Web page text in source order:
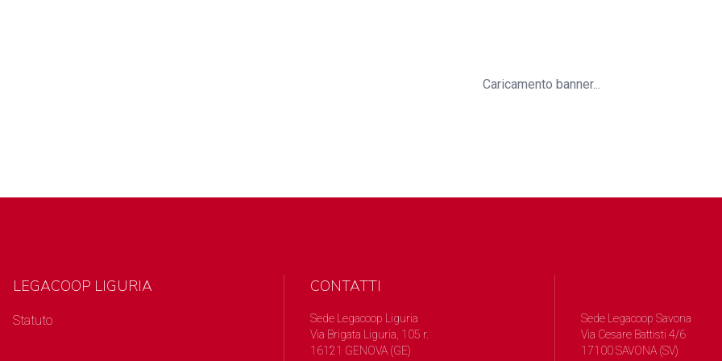
Caricamento banner...
LEGACOOP LIGURIA
Statuto
CONTATTI
Sede Legacoop Liguria
Via Brigata Liguria, 105 r.
16121 GENOVA (GE)
Sede Legacoop Savona
Via Cesare Battisti 4/6
17100 SAVONA (SV)